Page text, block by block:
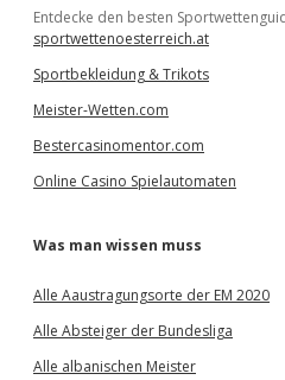
Entdecke den besten
sportwettenoesterreich.at
Sportbekleidung & Trikots
Meister-Wetten.com
Bestercasinomentor.com
Online Casino Spielautomaten
Was man wissen muss
Alle Aaustragungsorte der EM 2020
Alle Absteiger der Bundesliga
Alle albanischen Meister